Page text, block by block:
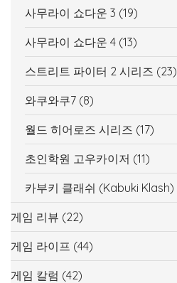
사무라이 쇼다운 3 (19)
사무라이 쇼다운 4 (13)
스트리트 파이터 2 시리즈 (23)
와쿠와쿠7 (8)
월드 히어로즈 시리즈 (17)
초인학원 고우카이저 (11)
카부키 클래쉬 (Kabuki Klash)
게임 리뷰 (22)
게임 라이프 (44)
게임 칼럼 (42)